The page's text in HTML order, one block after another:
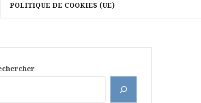
POLITIQUE DE COOKIES (UE)